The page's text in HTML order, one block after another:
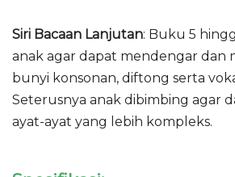
Siri Bacaan Lanjutan: Buku 5
anak agar dapat mendengar dan
bunyi konsonan, diftong serta
Seterusnya anak dibimbing agar
ayat-ayat yang lebih kompleks.